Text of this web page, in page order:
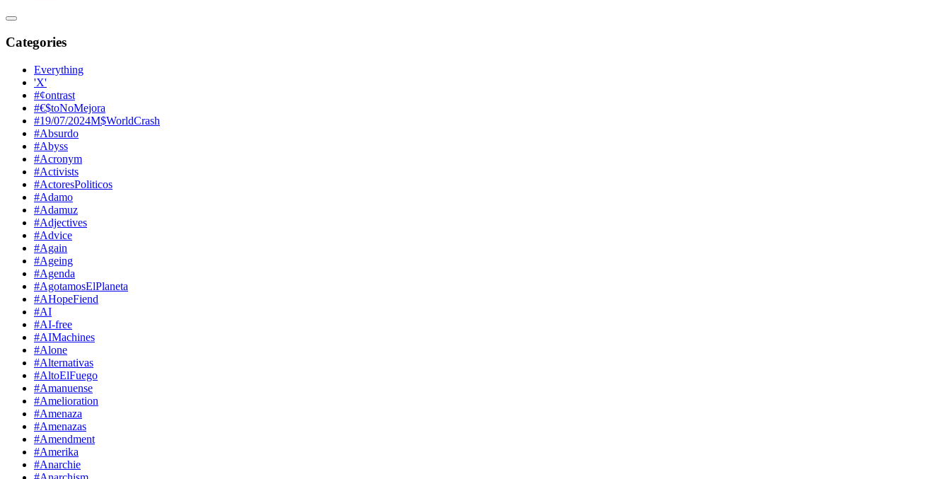
Categories
Everything
'X'
#¢ontrast
#€$toNoMejora
#19/07/2024M$WorldCrash
#Absurdo
#Abyss
#Acronym
#Activists
#ActoresPoliticos
#Adamo
#Adamuz
#Adjectives
#Advice
#Again
#Ageing
#Agenda
#AgotamosElPlaneta
#AHopeFiend
#AI
#AI-free
#AIMachines
#Alone
#Alternativas
#AltoElFuego
#Amanuense
#Amelioration
#Amenaza
#Amenazas
#Amendment
#Amerika
#Anarchie